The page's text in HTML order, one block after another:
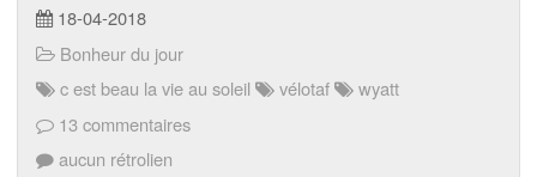
18-04-2018
Bonheur du jour
c est beau la vie au soleil
vélotaf
wyatt
13 commentaires
aucun rétrolien